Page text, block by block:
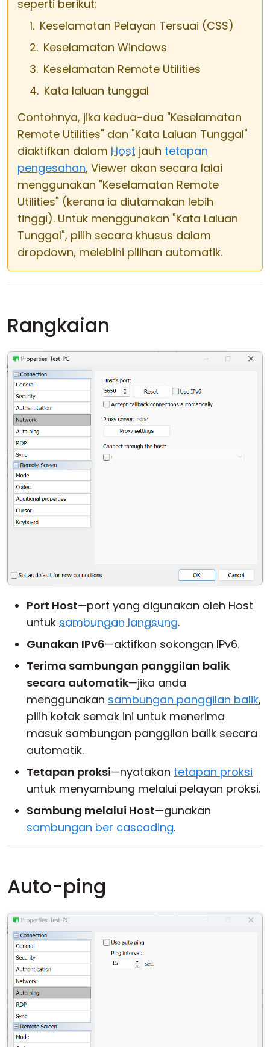
seperti berikut:
Keselamatan Pelayan Tersuai (CSS)
Keselamatan Windows
Keselamatan Remote Utilities
Kata laluan tunggal
Contohnya, jika kedua-dua "Keselamatan
Remote Utilities" dan "Kata Laluan Tunggal"
diaktifkan dalam Host jauh tetapan
pengesahan, Viewer akan secara lalai
menggunakan "Keselamatan Remote
Utilities" (kerana ia diutamakan lebih
tinggi). Untuk menggunakan "Kata Laluan
Tunggal", pilih secara khusus dalam
dropdown, melebihi pilihan automatik.
Rangkaian
Port Host—port yang digunakan oleh Host
untuk sambungan langsung.
Gunakan IPv6—aktifkan sokongan IPv6.
Terima sambungan panggilan balik
secara automatik—jika anda
menggunakan sambungan panggilan balik,
pilih kotak semak ini untuk menerima
masuk sambungan panggilan balik secara
automatik.
Tetapan proksi—nyatakan tetapan proksi
untuk menyambung melalui pelayan proksi.
Sambung melalui Host—gunakan
sambungan ber cascading.
Auto-ping